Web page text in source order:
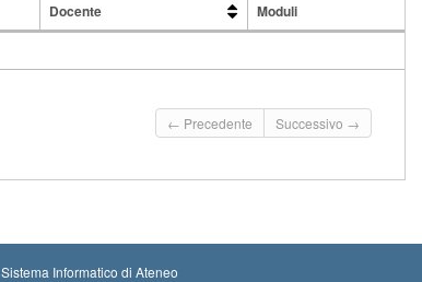
Docente
Moduli
← Precedente
Successivo →
Sistema Informatico di Ateneo